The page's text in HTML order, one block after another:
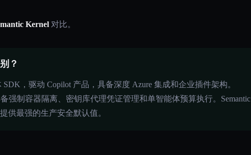
Kernel 对比。
？
，驱动 Copilot 产品，具备深度 Azure 集成和企业插件架构。
强制容器隔离、密钥库代理凭证管理和单智能体预算执行。Semantic
供最强的生产安全默认值。